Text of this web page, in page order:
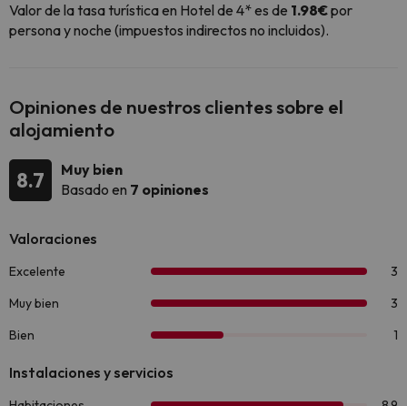
Valor de la tasa turística en Hotel de 4* es de 1.98€por
persona y noche (impuestos indirectos no incluidos).
Opiniones de nuestros clientes sobre el
alojamiento
8.7
Muy bien
Basado en 7 opiniones